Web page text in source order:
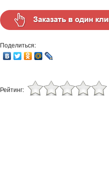
Поделиться:
Рейтинг: